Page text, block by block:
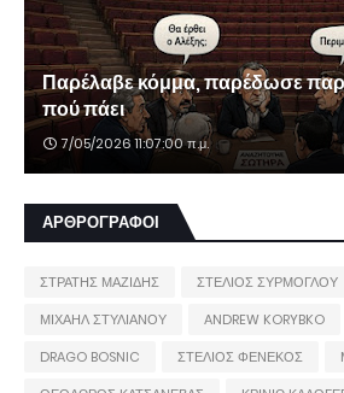
Παρέλαβε κόμμα, παρέδωσε
πού πάει
7/05/2026 11:07:00 π.μ.
ΑΡΘΡΟΓΡΑΦΟΙ
ΣΤΡΑΤΗΣ ΜΑΖΙΔΗΣ ΣΤΕΛΙΟΣ ΣΥΡΜΟΓΛΟΥ
ΜΙΧΑΗΛ ΣΤΥΛΙΑΝΟΥ
ANDREW KORYBKO
DRAGO BOSNIC
ΣΤΕΛΙΟΣ ΦΕΝΕΚΟΣ